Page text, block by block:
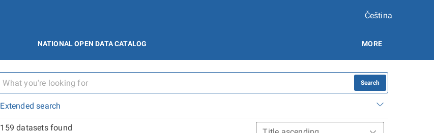
Čeština
NATIONAL OPEN DATA CATALOG MORE
Search
Extended search
159 datasets found